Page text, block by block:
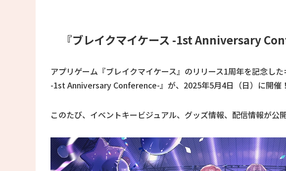
『ブレイクマイケース -1st Anniversary
アプリゲーム『ブレイクマイケース』のリリース1周年を記念し
-1st Anniversary Conference-』が、2025年5月4日（日）に開催！
このたび、イベントキービジュアル、グッズ情報、配信情報が公開